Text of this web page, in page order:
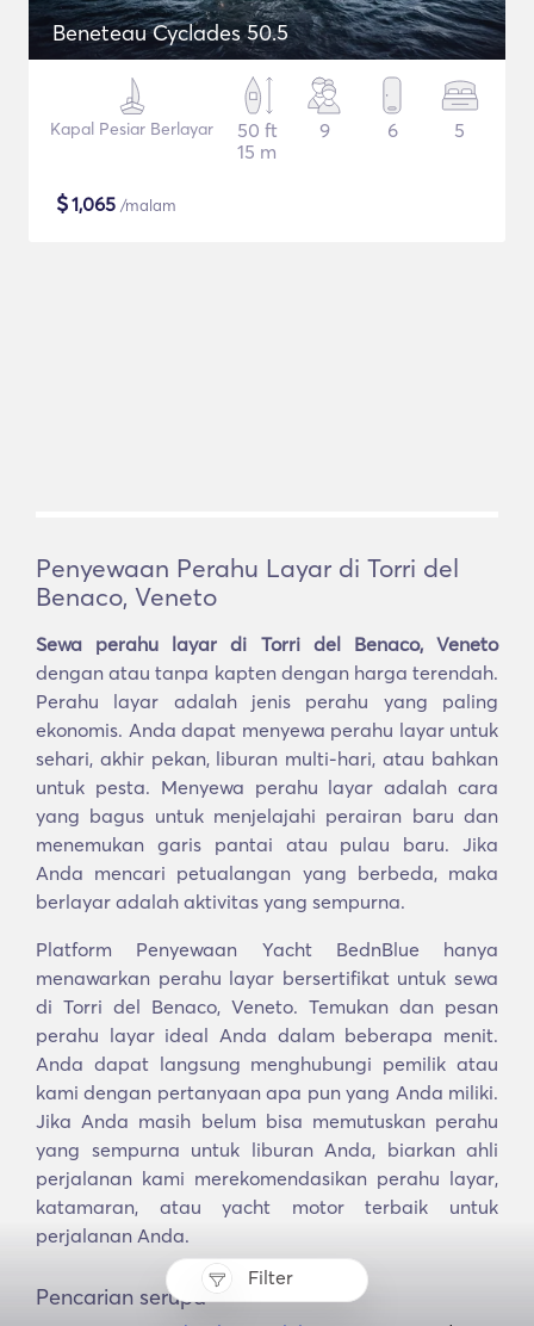
Filter
Beneteau Cyclades 50.5
Kapal Pesiar Berlayar
50 ft
15 m
9 6 5
$1,065 /malam
Penyewaan Perahu Layar di Torri del
Benaco, Veneto
Sewa perahu layar di Torri del Benaco, Veneto
dengan atau tanpa kapten dengan harga terendah.
Perahu layar adalah jenis perahu yang paling
ekonomis. Anda dapat menyewa perahu layar untuk
sehari, akhir pekan, liburan multi-hari, atau bahkan
untuk pesta. Menyewa perahu layar adalah cara
yang bagus untuk menjelajahi perairan baru dan
menemukan garis pantai atau pulau baru. Jika
Anda mencari petualangan yang berbeda, maka
berlayar adalah aktivitas yang sempurna.
Platform Penyewaan Yacht BednBlue hanya
menawarkan perahu layar bersertifikat untuk sewa
di Torri del Benaco, Veneto. Temukan dan pesan
perahu layar ideal Anda dalam beberapa menit.
Anda dapat langsung menghubungi pemilik atau
kami dengan pertanyaan apa pun yang Anda miliki.
Jika Anda masih belum bisa memutuskan perahu
yang sempurna untuk liburan Anda, biarkan ahli
perjalanan kami merekomendasikan perahu layar,
katamaran, atau yacht motor terbaik untuk
perjalanan Anda.
Pencarian serupa